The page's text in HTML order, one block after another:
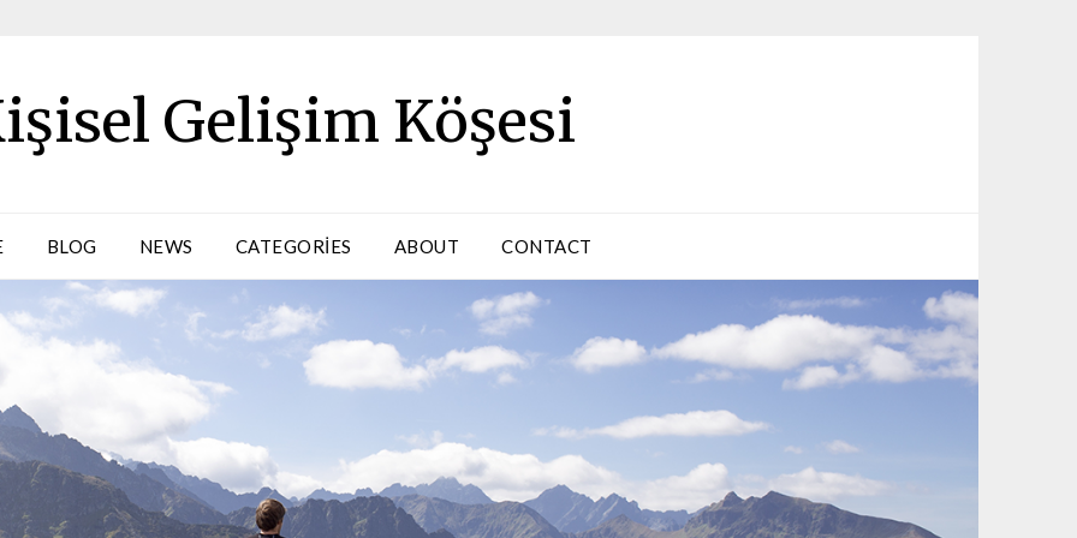
Gelişim Köşesi
BLOG NEWS CATEGORIES ABOUT CONTACT